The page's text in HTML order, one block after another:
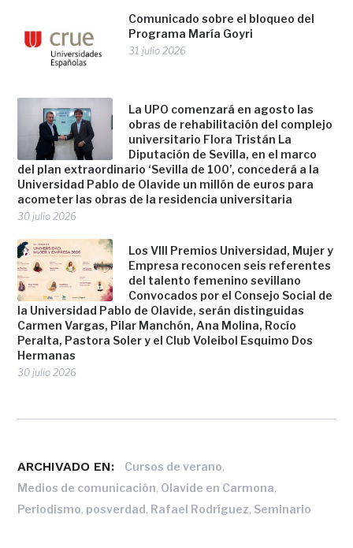
Comunicado sobre el bloqueo del
Programa María Goyri
31 julio 2026
La UPO comenzará en agosto las
obras de rehabilitación del complejo
universitario Flora Tristán La
Diputación de Sevilla, en el marco
del plan extraordinario ‘Sevilla de 100’, concederá a la
Universidad Pablo de Olavide un millón de euros para
acometer las obras de la residencia universitaria
30 julio 2026
Los VIII Premios Universidad, Mujer y
Empresa reconocen seis referentes
del talento femenino sevillano
Convocados por el Consejo Social de
la Universidad Pablo de Olavide, serán distinguidas
Carmen Vargas, Pilar Manchón, Ana Molina, Rocío
Peralta, Pastora Soler y el Club Voleibol Esquimo Dos
Hermanas
30 julio 2026
ARCHIVADO EN: Cursos de verano,
Medios de comunicación, Olavide en Carmona,
Periodismo, posverdad, Rafael Rodríguez, Seminario